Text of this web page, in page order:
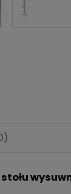
nie zawiera